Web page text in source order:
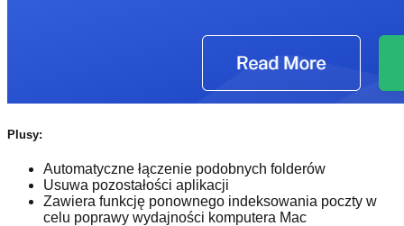
Plusy:
Automatyczne łączenie podobnych folderów
Usuwa pozostałości aplikacji
Zawiera funkcję ponownego indeksowania poczty w
celu poprawy wydajności komputera Mac